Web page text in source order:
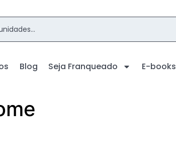
Blog Seja Franqueado E-books